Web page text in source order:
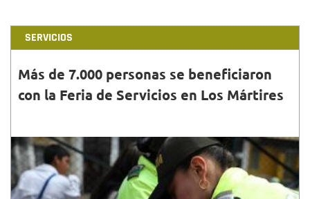
SERVICIOS
Más de 7.000 personas se beneficiaron
con la Feria de Servicios en Los Mártires
30•NOV•2018
El distrito llevó una feria de servicios a la localidad